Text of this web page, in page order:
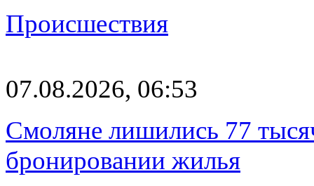
Происшествия
07.08.2026, 06:53
Смоляне лишились 77
бронировании жилья